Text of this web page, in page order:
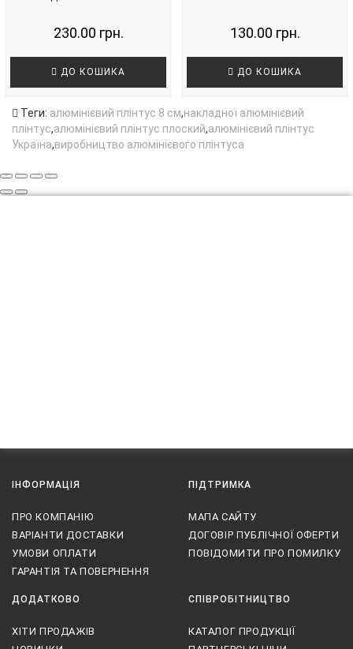
230.00 грн.
ДО КОШИКА
130.00 грн.
ДО КОШИКА
Теги: алюмінієвий плінтус 8 см,накладної алюмінієвий
плінтус,алюмінієвий плінтус плоский,алюмінієвий плінтус
Україна,виробництво алюмінієвого плінтуса
ІНФОРМАЦІЯ
ПРО КОМПАНІЮ
ВАРІАНТИ ДОСТАВКИ
УМОВИ ОПЛАТИ
ГАРАНТІЯ ТА ПОВЕРНЕННЯ
ПІДТРИМКА
МАПА САЙТУ
ДОГОВІР ПУБЛІЧНОЇ ОФЕРТИ
ПОВІДОМИТИ ПРО ПОМИЛКУ
ДОДАТКОВО
ХІТИ ПРОДАЖІВ
СПІВРОБІТНИЦТВО
КАТАЛОГ ПРОДУКЦІЇ